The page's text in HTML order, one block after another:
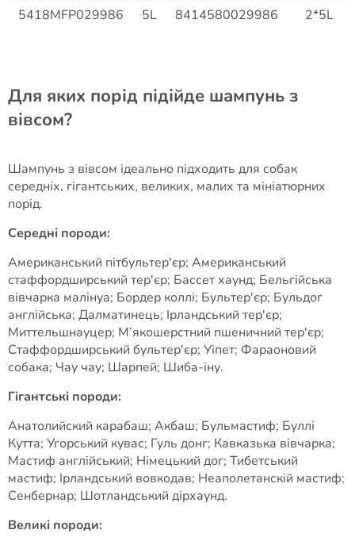
5418MFP029986
5L 8414580029986 2*5L
Для яких порід підійде шампунь з
вівсом?
Шампунь з вівсом ідеально підходить для собак
середніх, гігантських, великих, малих та мініатюрних
порід.
Середні породи:
Американський пітбультер'єр; Американський
стаффордширський тер'єр; Бассет хаунд; Бельгійська
вівчарка малінуа; Бордер коллі; Бультер'єр; Бульдог
англійська; Далматинець; Ірландський тер'єр;
Миттельшнауцер; М’якошерстний пшеничний тер'єр;
Стаффордширський бультер'єр; Уіпет; Фараоновий
собака; Чау чау; Шарпей; Шиба-іну.
Гігантські породи:
Анатолийский карабаш; Акбаш; Бульмастиф; Буллі
Кутта; Угорський кувас; Гуль донг; Кавказька вівчарка;
Мастиф англійський; Німецький дог; Тибетський
мастиф; Ірландський вовкодав; Неаполетанскій мастиф;
Сенбернар; Шотландський дірхаунд.
Великі породи: